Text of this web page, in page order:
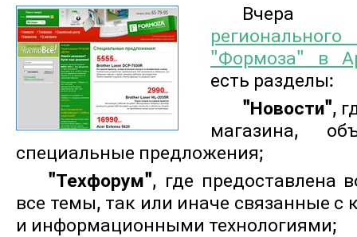
Вчера
"Формоза" в
есть разделы:
"Новости",
магазина,
специальные предложения;
"Техфорум", где предоставлена
все темы, так или иначе связанные с
и информационными технологиями;